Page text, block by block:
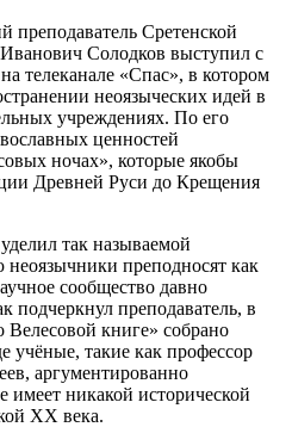
преподаватель Сретенской
Солодков выступил с
телеканале «Спас», в котором
неоязыческих идей в
учреждениях. По его
ценностей
ночах», которые якобы
Древней Руси до Крещения
так называемой
неоязычники преподносят как
сообщество давно
подчеркнул преподаватель, в
книге» собрано
учёные, такие как профессор
аргументированно
имеет никакой исторической
XX века.